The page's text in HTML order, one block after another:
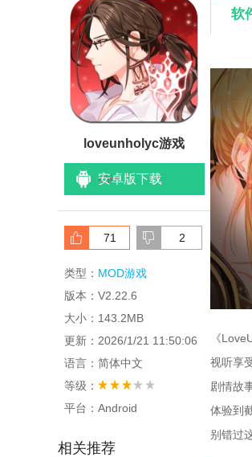
loveunholyc游戏
安卓版下载
</li>
71 2
类型： MOD游戏
版本：V2.22.6
大小：143.2MB
更新：2026/1/21 11:50:06
语言：简体中文
等级：
平台：Android
相关推荐
软
《
视听享
剧情故
体验到
别错过